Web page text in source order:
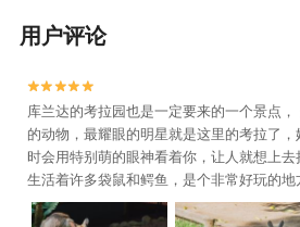
用户评论


库兰达的考拉园也是一定要来的一个景点
的动物，最耀眼的明星就是这里的考拉了
时会用特别萌的眼神看着你，让人就想上
生活着许多袋鼠和鳄鱼，是个非常好玩的地